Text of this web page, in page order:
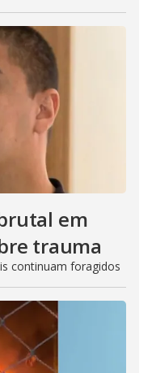
em
trauma
continuam foragidos